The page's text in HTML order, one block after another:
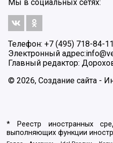
Мы в социальных сетях:
Телефон: +7 (495) 718-84-
Электронный адрес:
Главный редактор:
© 2026, Создание сайта -
* Реестр иностранных
выполняющих функции